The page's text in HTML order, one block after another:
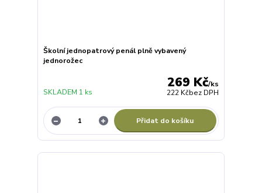
Školní jednopatrový penál plně vybavený
jednorožec
269 Kč/ks
222 Kčbez DPH
SKLADEM 1 ks
Přidat do košíku